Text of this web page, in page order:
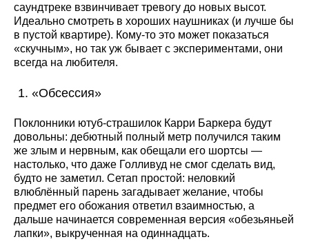
саундтреке взвинчивает тревогу до новых высот.
Идеально смотреть в хороших наушниках (и лучше бы
в пустой квартире). Кому-то это может показаться
«скучным», но так уж бывает с экспериментами, они
всегда на любителя.
«Обсессия»
Поклонники ютуб-страшилок Карри Баркера будут
довольны: дебютный полный метр получился таким
же злым и нервным, как обещали его шортсы —
настолько, что даже Голливуд не смог сделать вид,
будто не заметил. Сетап простой: неловкий
влюблённый парень загадывает желание, чтобы
предмет его обожания ответил взаимностью, а
дальше начинается современная версия «обезьяньей
лапки», выкрученная на одиннадцать.